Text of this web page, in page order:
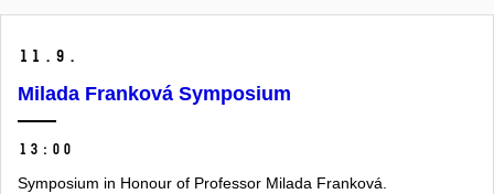
11. 9.
Milada Franková Symposium
13:00
Symposium in Honour of Professor Milada Franková.